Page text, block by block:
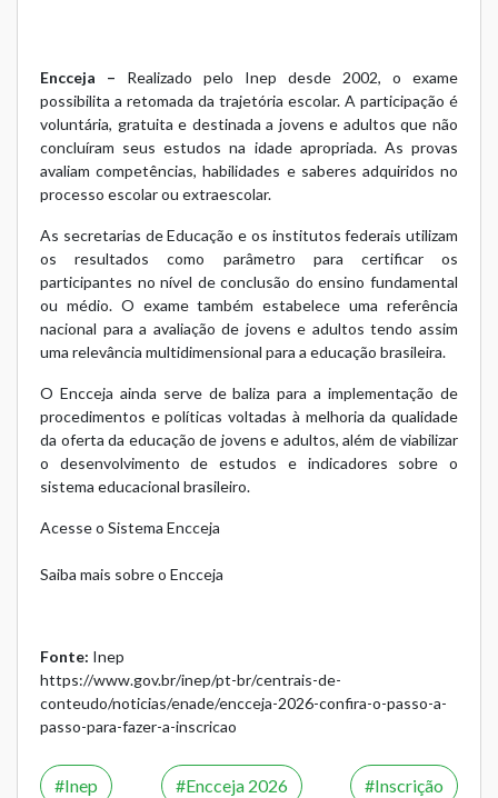
Encceja – Realizado pelo Inep desde 2002, o exame
possibilita a retomada da trajetória escolar. A participação é
voluntária, gratuita e destinada a jovens e adultos que não
concluíram seus estudos na idade apropriada. As provas
avaliam competências, habilidades e saberes adquiridos no
processo escolar ou extraescolar.
As secretarias de Educação e os institutos federais utilizam
os resultados como parâmetro para certificar os
participantes no nível de conclusão do ensino fundamental
ou médio. O exame também estabelece uma referência
nacional para a avaliação de jovens e adultos tendo assim
uma relevância multidimensional para a educação brasileira.
O Encceja ainda serve de baliza para a implementação de
procedimentos e políticas voltadas à melhoria da qualidade
da oferta da educação de jovens e adultos, além de viabilizar
o desenvolvimento de estudos e indicadores sobre o
sistema educacional brasileiro.
Acesse o Sistema Encceja
Saiba mais sobre o Encceja
Fonte: Inep
https://www.gov.br/inep/pt-br/centrais-de-
conteudo/noticias/enade/encceja-2026-confira-o-passo-a-
passo-para-fazer-a-inscricao
Inep Encceja 2026 Inscrição